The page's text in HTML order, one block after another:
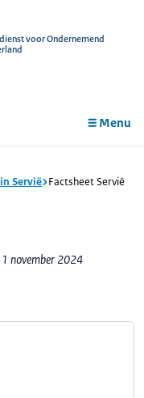
voor Ondernemend
Menu
Servië Factsheet Servië
1 november 2024